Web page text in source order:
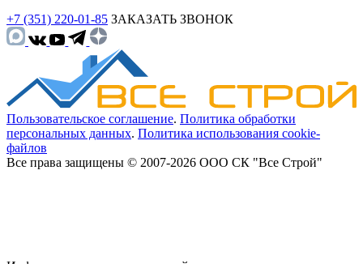
+7 (351) 220-01-85 ЗАКАЗАТЬ ЗВОНОК
Пользовательское соглашение. Политика обработки
персональных данных. Политика использования cookie-
файлов
Все права защищены © 2007-2026 ООО СК "Все Строй"